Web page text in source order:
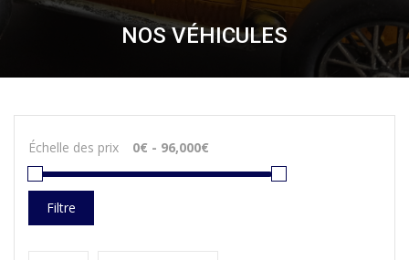
NOS VÉHICULES
Échelle des prix
Filtre